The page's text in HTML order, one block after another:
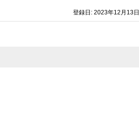
登録日: 2023年12月13